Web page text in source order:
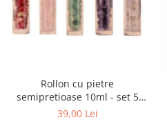
Rollon cu pietre
semipretioase 10ml - set 5
buc
39,00 Lei